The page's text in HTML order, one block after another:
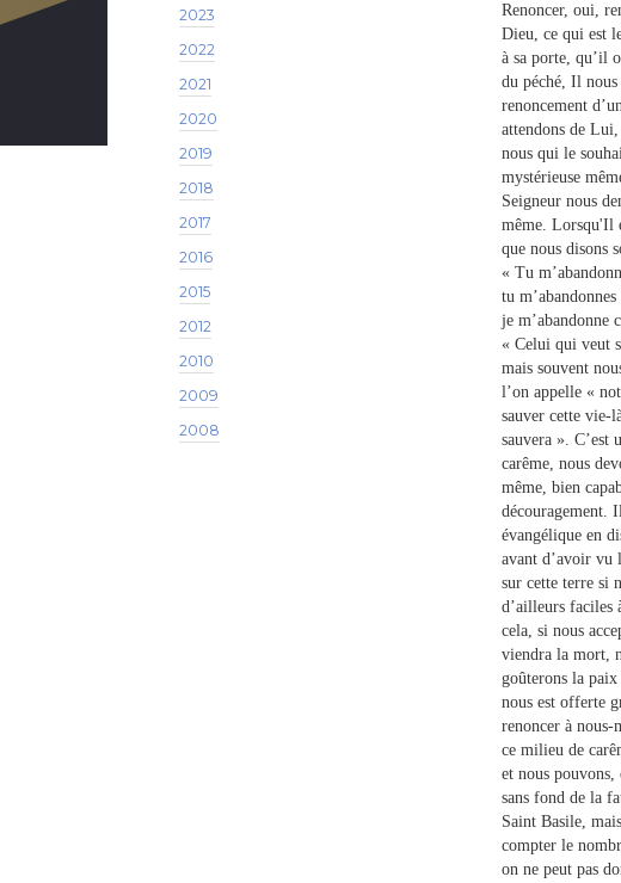
Renoncer, oui,
Dieu, ce qui est
à sa porte, qu’il
du péché, Il
renoncement
attendons de
nous qui le
mystérieuse
Seigneur nous
même. Lorsqu'Il
que nous disons
« Tu
tu
je m’abandonne
« Celui qui veut
mais souvent
l’on appelle «
sauver cette vie-
sauvera ». C’est
carême, nous
même, bien
découragement.
évangélique en
avant d’avoir vu
sur cette terre si
d’ailleurs faciles
cela, si nous
viendra la mort,
goûterons la
nous est offerte
renoncer à nous-
ce milieu de
et nous
sans fond de la
Saint Basile,
compter le
on ne peut pas
2023
2022
2021
2020
2019
2018
2017
2016
2015
2012
2010
2009
2008